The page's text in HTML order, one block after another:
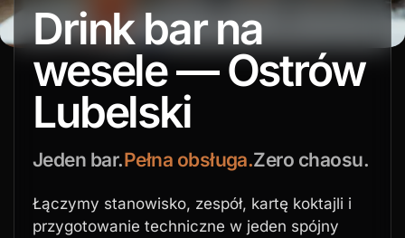
Drink bar na
wesele — Ostrów
Lubelski
Jeden bar.Pełna obsługa.Zero chaosu.
Łączymy stanowisko, zespół, kartę koktajli i
przygotowanie techniczne w jeden spójny